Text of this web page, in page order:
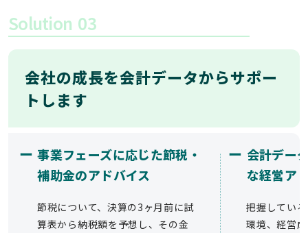
Solution 03
会社の成長を会計データからサポー
トします
ー 事業フェーズに応じた節税・
補助金のアドバイス
節税について、決算の3ヶ月前に試
算表から納税額を予想し、その金
ー 会計デー
な経営ア
把握してい
環境、経営